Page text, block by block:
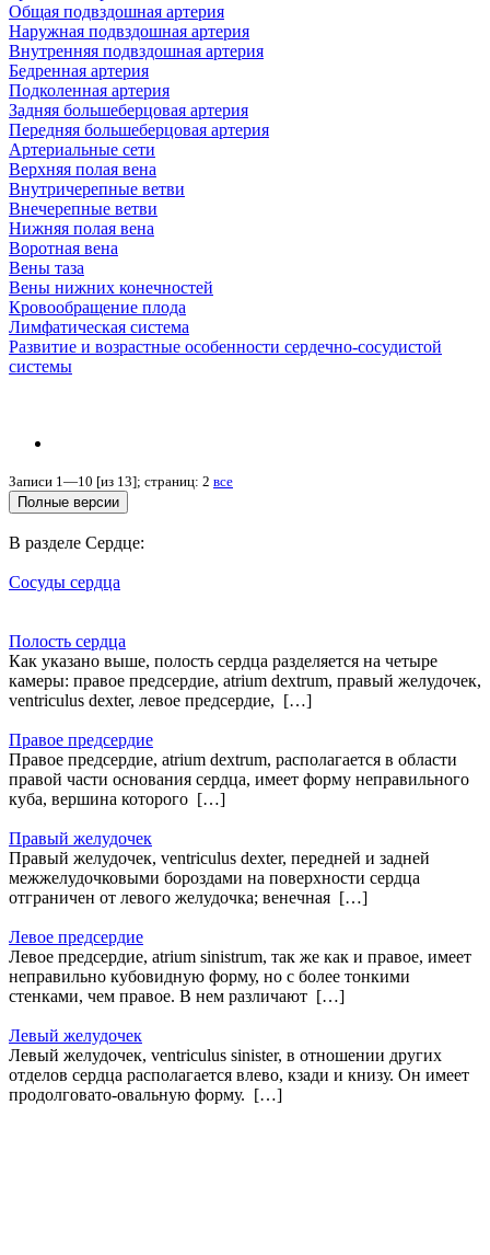
Общая подвздошная артерия
Наружная подвздошная артерия
Внутренняя подвздошная артерия
Бедренная артерия
Подколенная артерия
Задняя большеберцовая артерия
Передняя большеберцовая артерия
Артериальные сети
Верхняя полая вена
Внутричерепные ветви
Внечерепные ветви
Нижняя полая вена
Воротная вена
Вены таза
Вены нижних конечностей
Кровообращение плода
Лимфатическая система
Развитие и возрастные особенности сердечно-сосудистой
системы
Записи 1—10 [из 13]; страниц: 2 все
В разделе Сердце:
Сосуды сердца
Полость сердца
Как указано выше, полость сердца разделяется на четыре
камеры: правое предсердие, atrium dextrum, правый желудочек,
ventriculus dexter, левое предсердие, […]
Правое предсердие
Правое предсердие, atrium dextrum, располагается в области
правой части основания сердца, имеет форму неправильного
куба, вершина которого […]
Правый желудочек
Правый желудочек, ventriculus dexter, передней и задней
межжелудочковыми бороздами на поверхности сердца
отграничен от левого желудочка; венечная […]
Левое предсердие
Левое предсердие, atrium sinistrum, так же как и правое, имеет
неправильно кубовидную форму, но с более тонкими
стенками, чем правое. В нем различают […]
Левый желудочек
Левый желудочек, ventriculus sinister, в отношении других
отделов сердца располагается влево, кзади и книзу. Он имеет
продолговато-овальную форму. […]